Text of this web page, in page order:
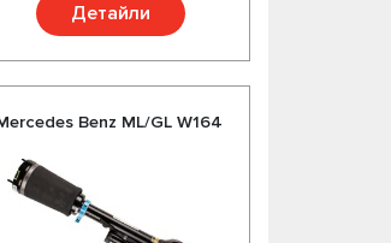
Детайли
Benz ML/GL W164